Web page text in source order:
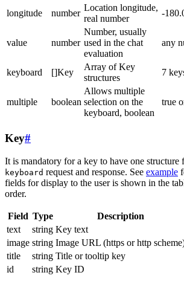
longitude
number
Location longitude,
real number
-
value number
Number, usually
used in the chat
evaluation
any
keyboard []Key
Array of Key
structures
7
multiple boolean
Allows multiple
selection on the
keyboard, boolean
true
Key#
It is mandatory for a key to have one structure
keyboard request and response. See example
fields for display to the user is shown in the
order.
Field Type Description
text
string Key text
image string Image URL (https or http
title
string Title or tooltip key
id
string Key ID